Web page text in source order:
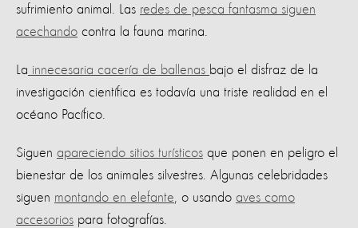
sufrimiento animal. Las redes de pesca fantasma siguen
acechando contra la fauna marina.
La innecesaria cacería de ballenas bajo el disfraz de la
investigación científica es todavía una triste realidad en el
océano Pacífico.
Siguen apareciendo sitios turísticos que ponen en peligro el
bienestar de los animales silvestres. Algunas celebridades
siguen montando en elefante , o usando aves como
accesorios para fotografías.